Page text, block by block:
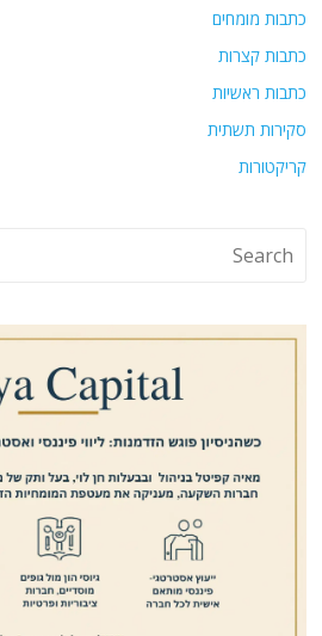
כתבות מומחים
כתבות קצרות
כתבות ראשיות
סקירות תשתית
קריקטורות